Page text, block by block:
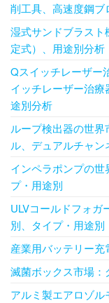
削工具、高速度鋼
湿式サンドブラスト
定式）、用途別分析
Qスイッチレーザー
イッチレーザー治
途別分析
ループ検出器の世
ル、デュアルチャ
インペラポンプの
プ・用途別
ULVコールドフォガ
別、タイプ・用途別
産業用バッテリー
滅菌ボックス市場：
アルミ製エアロゾ